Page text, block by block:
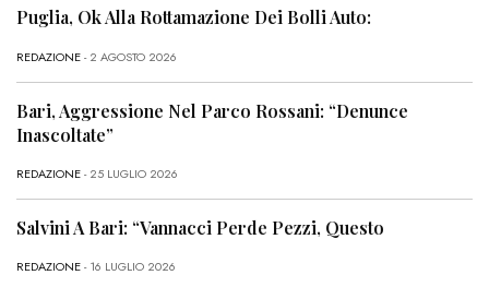
Puglia, Ok Alla Rottamazione Dei Bolli Auto:
REDAZIONE- 2 AGOSTO 2026
Bari, Aggressione Nel Parco Rossani: “Denunce
Inascoltate”
REDAZIONE- 25 LUGLIO 2026
Salvini A Bari: “Vannacci Perde Pezzi, Questo
REDAZIONE- 16 LUGLIO 2026